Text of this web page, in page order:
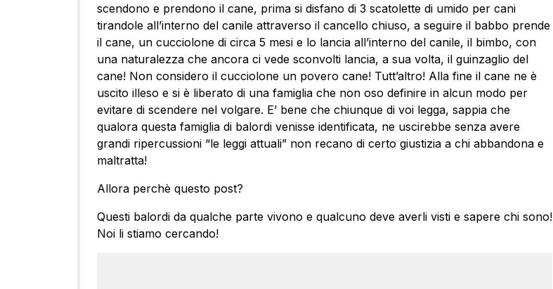
scendono e prendono il cane, prima si disfano di 3 scatolette di umido per cani
tirandole all’interno del canile attraverso il cancello chiuso, a seguire il babbo prende
il cane, un cucciolone di circa 5 mesi e lo lancia all’interno del canile, il bimbo, con
una naturalezza che ancora ci vede sconvolti lancia, a sua volta, il guinzaglio del
cane! Non considero il cucciolone un povero cane! Tutt’altro! Alla fine il cane ne è
uscito illeso e si è liberato di una famiglia che non oso definire in alcun modo per
evitare di scendere nel volgare. E’ bene che chiunque di voi legga, sappia che
qualora questa famiglia di balordi venisse identificata, ne uscirebbe senza avere
grandi ripercussioni “le leggi attuali” non recano di certo giustizia a chi abbandona e
maltratta!
Allora perchè questo post?
Questi balordi da qualche parte vivono e qualcuno deve averli visti e sapere chi sono!
Noi li stiamo cercando!